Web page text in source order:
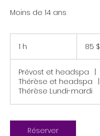
Moins de 14 ans
1 h
canadiens
85 $
Prévost et headspa |
Thérèse et headspa
|
Thérèse Lundi-mardi
Réserver